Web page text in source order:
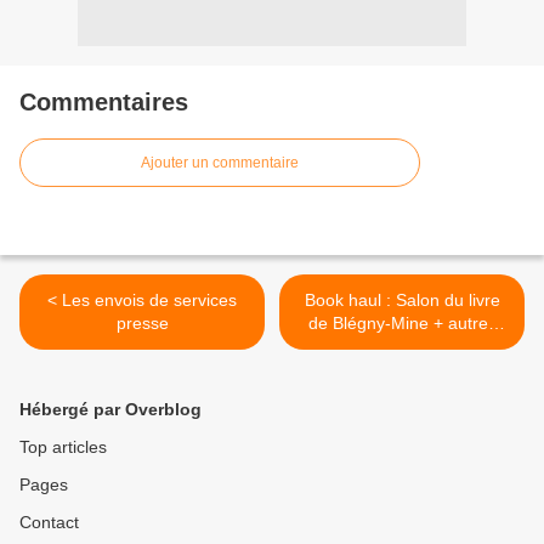
Commentaires
Ajouter un commentaire
< Les envois de services
presse
Book haul : Salon du livre
de Blégny-Mine + autres
achats. >
Hébergé par Overblog
Top articles
Pages
Contact